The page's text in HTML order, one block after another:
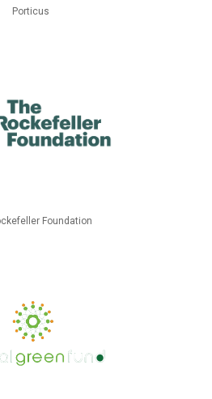
Porticus
Foundation